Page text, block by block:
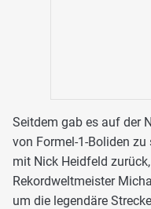
Seitdem gab es auf der
von Formel-1-Boliden zu
mit Nick Heidfeld
Rekordweltmeister
um die legendäre